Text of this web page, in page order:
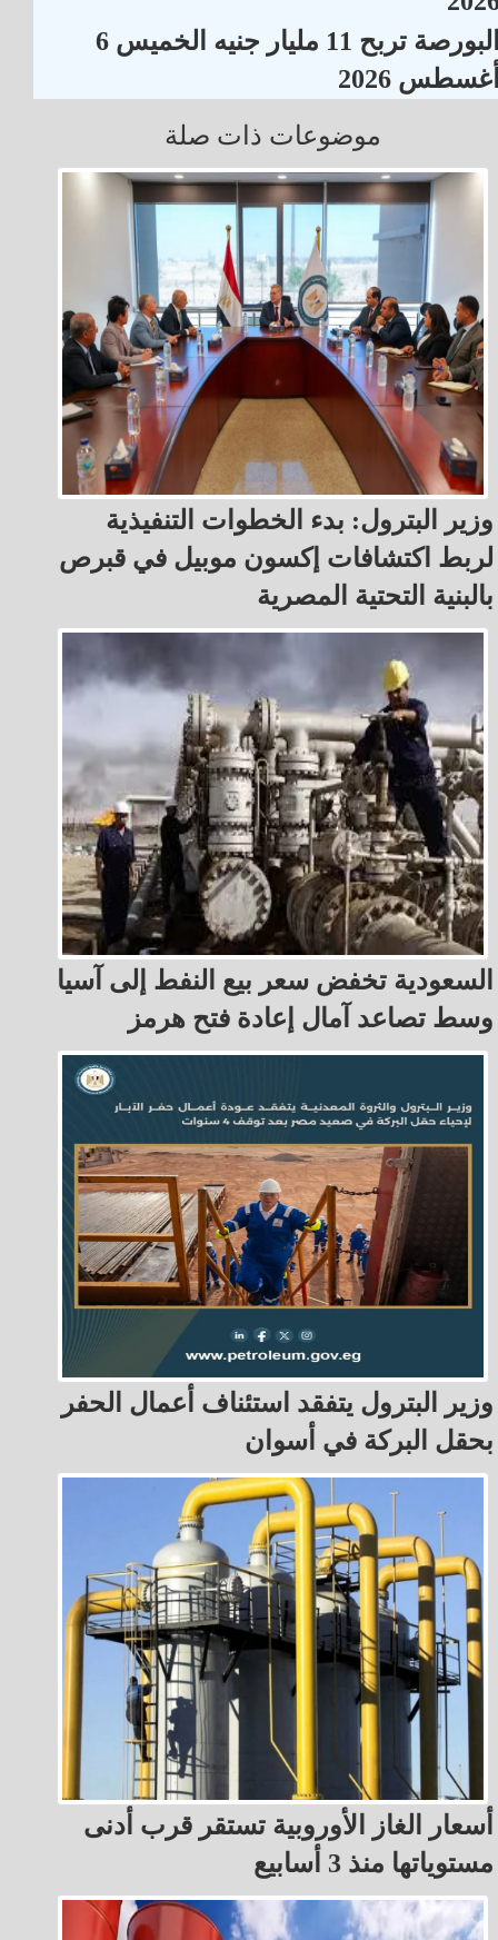
البورصة تربح 11 مليار جنيه الخميس 6
2026
موضوعات ذات صلة
وزير البترول: بدء الخطوات التنفيذية
لربط اكتشافات إكسون موبيل في قبرص
بالبنية التحتية المصرية
السعودية تخفض سعر بيع النفط إلى آسيا
وسط تصاعد آمال إعادة فتح هرمز
وزير البترول يتفقد استئناف أعمال الحفر
بحقل البركة في أسوان
أسعار الغاز الأوروبية تستقر قرب أدنى
مستوياتها منذ 3 أسابيع